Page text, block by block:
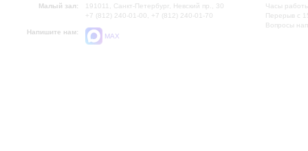
Малый зал:
191011, Санкт-Петербург, Невский пр., 30
+7 (812) 240-01-00, +7 (812) 240-01-70
Напишите нам:
MAX
Часы
Перерыв с
Вопросы